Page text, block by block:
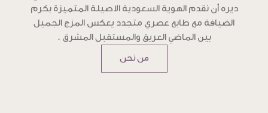
ديره أن نقدم الهوية السعودية الاصيلة المتميزة بكرم
الضيافة مع طابع عصري متجدد يعكس المزج الجميل
بين الماضي العريق والمستقبل المشرق .
من نحن